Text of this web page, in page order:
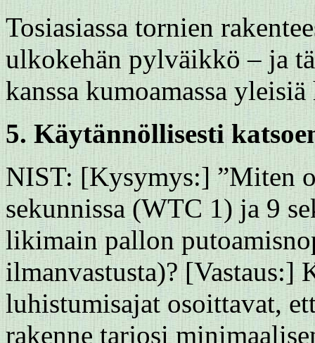
Tosiasiassa tornien
ulkokehän pylväikkö – ja
kanssa kumoamassa
5. Käytännöllisesti
NIST: [Kysymys:] ”Miten
sekunnissa (WTC 1) ja 9
likimain pallon
ilmanvastusta)? [Vastaus:]
luhistumisajat osoittavat,
rakenne tarjosi